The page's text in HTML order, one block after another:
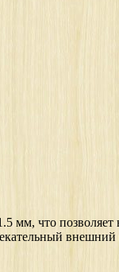
мм, что